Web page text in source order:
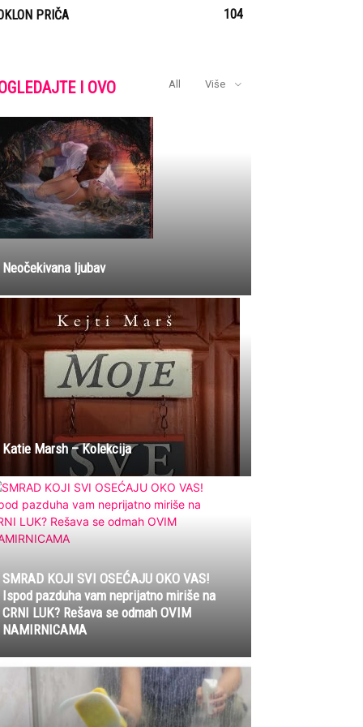
PRIČA 104
I OVO All Više
Neočekivana ljubav
Katie Marsh – Kolekcija
SMRAD KOJI SVI OSEĆAJU OKO VAS!
Ispod pazduha vam neprijatno miriše na
CRNI LUK? Rešava se odmah OVIM
NAMIRNICAMA